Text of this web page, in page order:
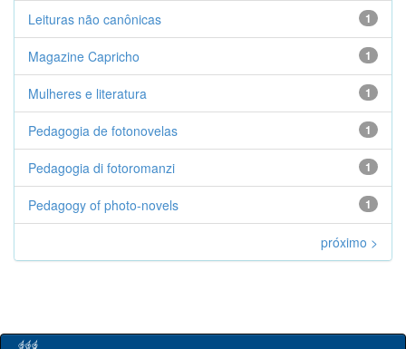
1
Leituras não canônicas
1
Magazine Capricho
1
Mulheres e literatura
1
Pedagogia de fotonovelas
1
Pedagogia di fotoromanzi
1
Pedagogy of photo-novels
próximo >